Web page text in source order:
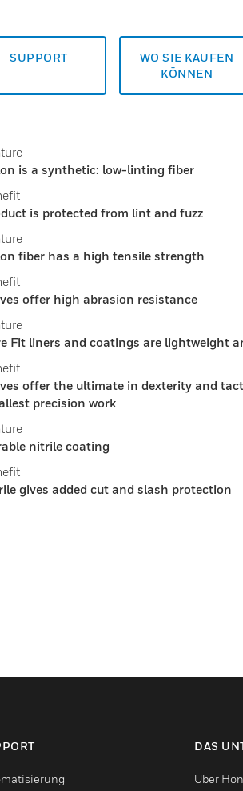
SUPPORT
WO SIE KAUFEN
KÖNNEN
is a synthetic: low-linting fiber
is protected from lint and fuzz
fiber has a high tensile strength
offer high abrasion resistance
Fit liners and coatings are lightweight
offer the ultimate in dexterity and
precision work
nitrile coating
gives added cut and slash protection
DAS
Über